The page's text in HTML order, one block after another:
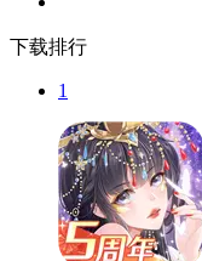
下载排行
1